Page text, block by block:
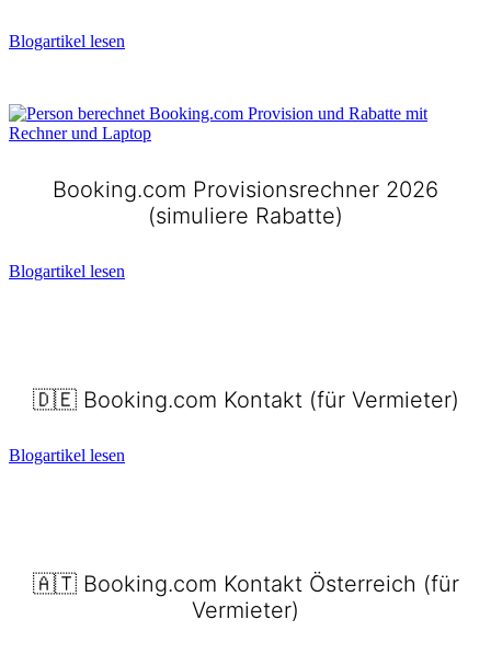
Blogartikel lesen
Booking.com Provisionsrechner 2026
(simuliere Rabatte)
Blogartikel lesen
🇩🇪 Booking.com Kontakt (für Vermieter)​
Blogartikel lesen
🇦🇹 Booking.com Kontakt Österreich (für
Vermieter)